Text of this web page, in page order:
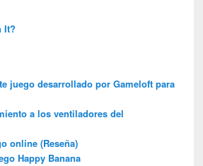
It?
juego desarrollado por Gameloft para
a los ventiladores del
online (Reseña)
Happy Banana